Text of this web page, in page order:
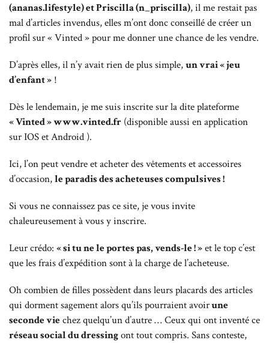
(ananas.lifestyle) et Priscilla (n_priscilla), il me restait pas
mal d’articles invendus, elles m’ont donc conseillé de créer un
profil sur « Vinted » pour me donner une chance de les vendre.
D’après elles, il n’y avait rien de plus simple,un vrai « jeu
d’enfant » !
Dès le lendemain, je me suis inscrite sur la dite plateforme
« Vinted » www.vinted.fr (disponible aussi en application
sur IOS et Android ).
Ici, l’on peut vendre et acheter des vêtements et accessoires
d’occasion,le paradis des acheteuses compulsives !
Si vous ne connaissez pas ce site, je vous invite
chaleureusement à vous y inscrire.
Leur crédo: « si tu ne le portes pas, vends-le ! »et le top c’est
que les frais d’expédition sont à la charge de l’acheteuse.
Oh combien de filles possèdent dans leurs placards des articles
qui dorment sagement alors qu’ils pourraient avoirune
seconde viechez quelqu’un d’autre … Ceux qui ont inventé ce
réseau social du dressingont tout compris. Sans conteste,